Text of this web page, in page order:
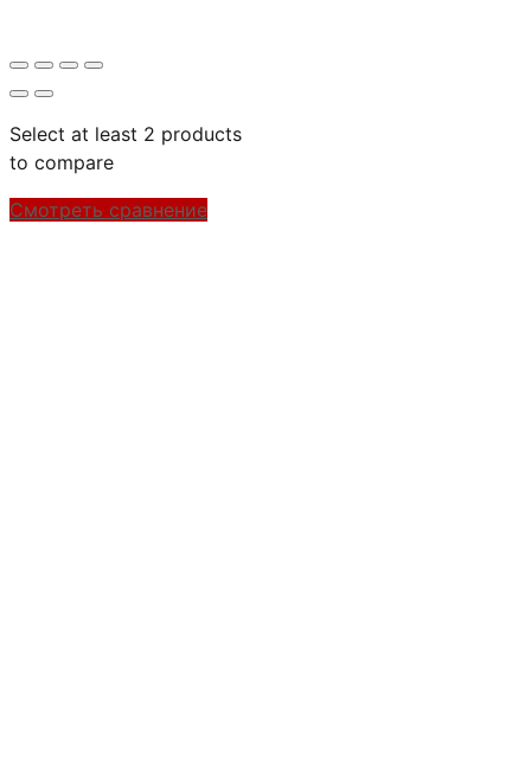
Select at least 2 products
to compare
Смотреть сравнение